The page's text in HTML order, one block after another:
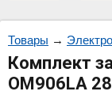
Товары →
Комплект
OM906LA